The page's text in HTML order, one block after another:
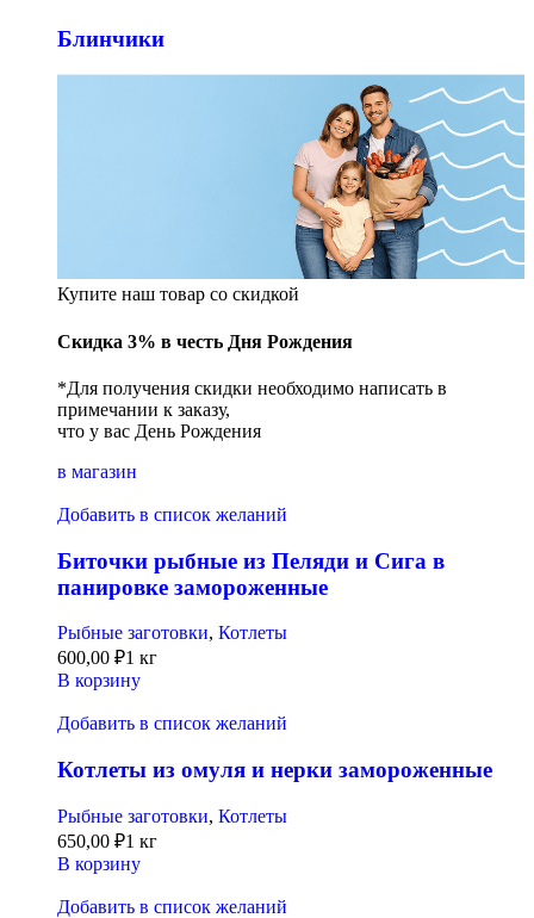
Блинчики
Купите наш товар со скидкой
Скидка 3% в честь Дня Рождения
*Для получения скидки необходимо написать в
примечании к заказу,
что у вас День Рождения
в магазин
Добавить в список желаний
Биточки рыбные из Пеляди и Сига в
панировке замороженные
Рыбные заготовки, Котлеты
600,00 ₽1 кг
В корзину
Добавить в список желаний
Котлеты из омуля и нерки замороженные
Рыбные заготовки, Котлеты
650,00 ₽1 кг
В корзину
Добавить в список желаний